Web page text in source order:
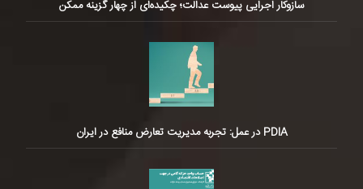
سازوکار اجرایی پیوست عدالت؛ چکیده‌ای از چهار گزینه ممکن
PDIA در عمل: تجربه مدیریت تعارض منافع در ایران